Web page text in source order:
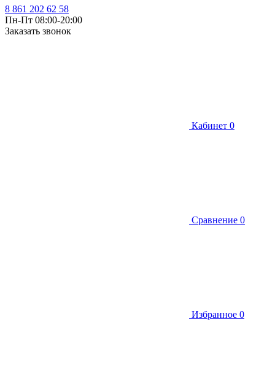
8 861 202 62 58
Пн-Пт 08:00-20:00
Заказать звонок
Кабинет 0
Сравнение 0
Избранное 0